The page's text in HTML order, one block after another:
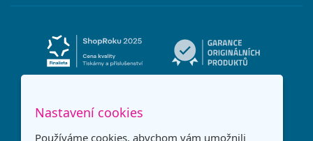
Nastavení cookies
Používáme cookies, abychom vám umožnili